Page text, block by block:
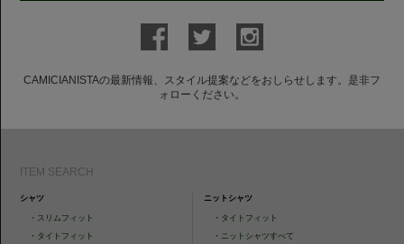
CAMICIANISTAの最新情報、スタイル提案などをおしらせします。是非フ
ォローください。
ITEM SEARCH
シャツ
・ スリムフィット
・ タイトフィット
ニットシャツ
・ タイトフィット
・ ニットシャツすべて